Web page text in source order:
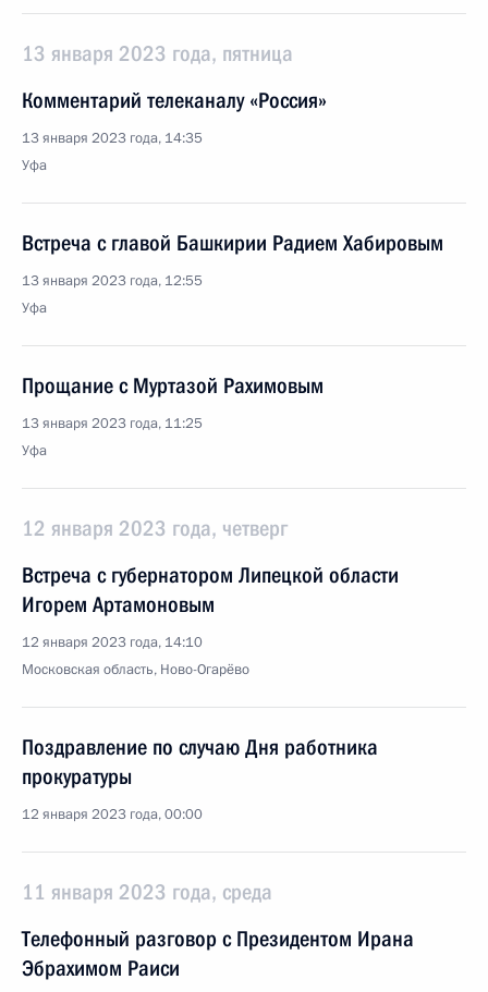
13 января 2023 года, пятница
Комментарий телеканалу «Россия»
13 января 2023 года, 14:35
Уфа
Встреча с главой Башкирии Радием Хабировым
13 января 2023 года, 12:55
Уфа
Прощание с Муртазой Рахимовым
13 января 2023 года, 11:25
Уфа
12 января 2023 года, четверг
Встреча с губернатором Липецкой области
Игорем Артамоновым
12 января 2023 года, 14:10
Московская область, Ново-Огарёво
Поздравление по случаю Дня работника
прокуратуры
12 января 2023 года, 00:00
11 января 2023 года, среда
Телефонный разговор с Президентом Ирана
Эбрахимом Раиси